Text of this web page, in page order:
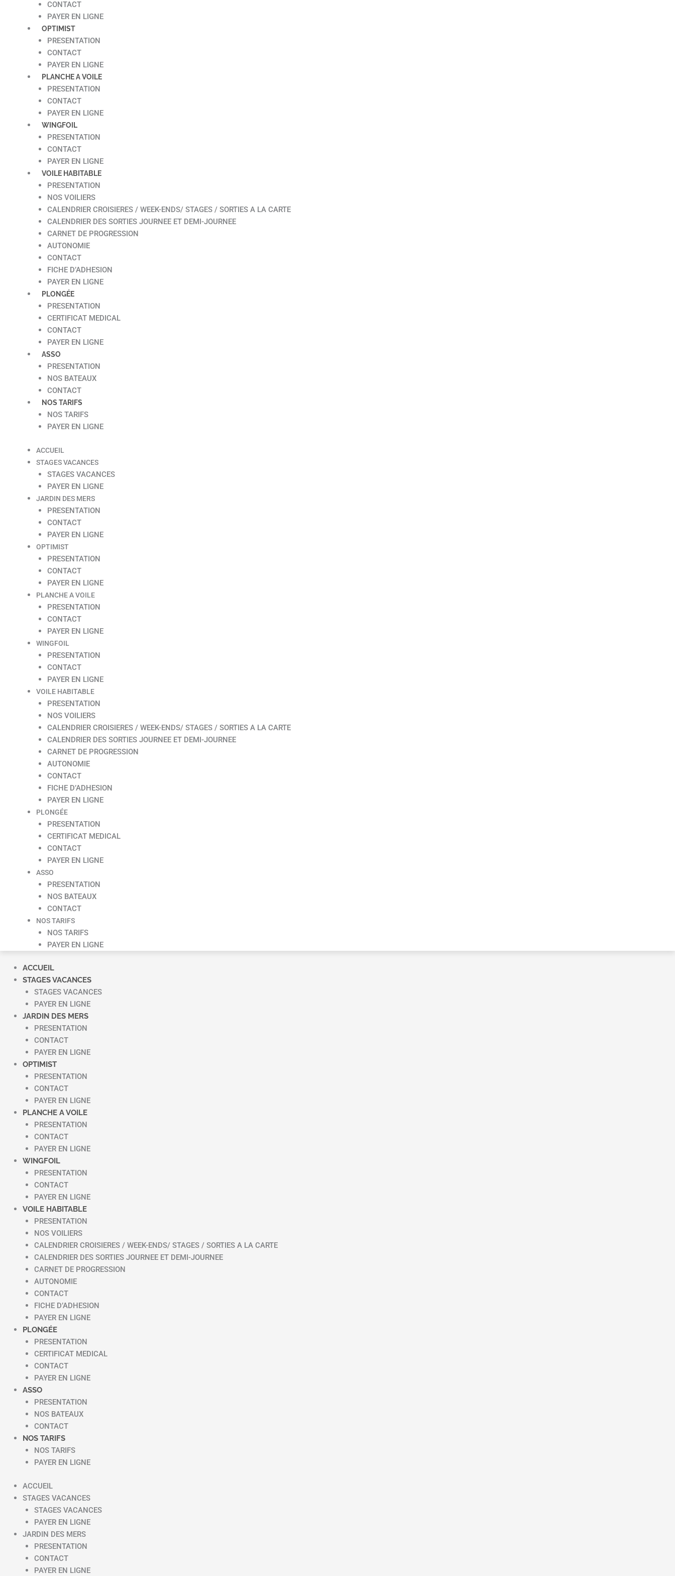
CONTACT
PAYER EN LIGNE
OPTIMIST
PRESENTATION
CONTACT
PAYER EN LIGNE
PLANCHE A VOILE
PRESENTATION
CONTACT
PAYER EN LIGNE
WINGFOIL
PRESENTATION
CONTACT
PAYER EN LIGNE
VOILE HABITABLE
PRESENTATION
NOS VOILIERS
CALENDRIER CROISIERES / WEEK-ENDS/ STAGES / SORTIES A LA CARTE
CALENDRIER DES SORTIES JOURNEE ET DEMI-JOURNEE
CARNET DE PROGRESSION
AUTONOMIE
CONTACT
FICHE D’ADHESION
PAYER EN LIGNE
PLONGÉE
PRESENTATION
CERTIFICAT MEDICAL
CONTACT
PAYER EN LIGNE
ASSO
PRESENTATION
NOS BATEAUX
CONTACT
NOS TARIFS
NOS TARIFS
PAYER EN LIGNE
ACCUEIL
STAGES VACANCES
STAGES VACANCES
PAYER EN LIGNE
JARDIN DES MERS
PRESENTATION
CONTACT
PAYER EN LIGNE
OPTIMIST
PRESENTATION
CONTACT
PAYER EN LIGNE
PLANCHE A VOILE
PRESENTATION
CONTACT
PAYER EN LIGNE
WINGFOIL
PRESENTATION
CONTACT
PAYER EN LIGNE
VOILE HABITABLE
PRESENTATION
NOS VOILIERS
CALENDRIER CROISIERES / WEEK-ENDS/ STAGES / SORTIES A LA CARTE
CALENDRIER DES SORTIES JOURNEE ET DEMI-JOURNEE
CARNET DE PROGRESSION
AUTONOMIE
CONTACT
FICHE D’ADHESION
PAYER EN LIGNE
PLONGÉE
PRESENTATION
CERTIFICAT MEDICAL
CONTACT
PAYER EN LIGNE
ASSO
PRESENTATION
NOS BATEAUX
CONTACT
NOS TARIFS
NOS TARIFS
PAYER EN LIGNE
ACCUEIL
STAGES VACANCES
STAGES VACANCES
PAYER EN LIGNE
JARDIN DES MERS
PRESENTATION
CONTACT
PAYER EN LIGNE
OPTIMIST
PRESENTATION
CONTACT
PAYER EN LIGNE
PLANCHE A VOILE
PRESENTATION
CONTACT
PAYER EN LIGNE
WINGFOIL
PRESENTATION
CONTACT
PAYER EN LIGNE
VOILE HABITABLE
PRESENTATION
NOS VOILIERS
CALENDRIER CROISIERES / WEEK-ENDS/ STAGES / SORTIES A LA CARTE
CALENDRIER DES SORTIES JOURNEE ET DEMI-JOURNEE
CARNET DE PROGRESSION
AUTONOMIE
CONTACT
FICHE D’ADHESION
PAYER EN LIGNE
PLONGÉE
PRESENTATION
CERTIFICAT MEDICAL
CONTACT
PAYER EN LIGNE
ASSO
PRESENTATION
NOS BATEAUX
CONTACT
NOS TARIFS
NOS TARIFS
PAYER EN LIGNE
ACCUEIL
STAGES VACANCES
STAGES VACANCES
PAYER EN LIGNE
JARDIN DES MERS
PRESENTATION
CONTACT
PAYER EN LIGNE